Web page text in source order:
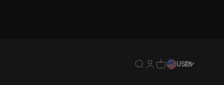
Traducción pendiente:
Traducción
Traducción
USDES